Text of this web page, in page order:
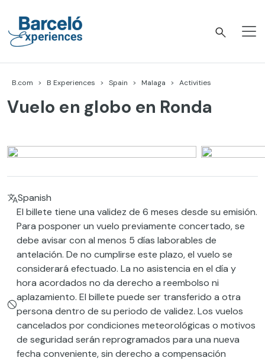
content
B.com B Experiences Spain Malaga Activities
Vuelo en globo en Ronda
Spanish
El billete tiene una validez de 6 meses desde su emisión.
Para posponer un vuelo previamente concertado, se
debe avisar con al menos 5 días laborables de
antelación. De no cumplirse este plazo, el vuelo se
considerará efectuado. La no asistencia en el día y
hora acordados no da derecho a reembolso ni
aplazamiento. El billete puede ser transferido a otra
persona dentro de su periodo de validez. Los vuelos
cancelados por condiciones meteorológicas o motivos
de seguridad serán reprogramados para una nueva
fecha conveniente, sin derecho a compensación